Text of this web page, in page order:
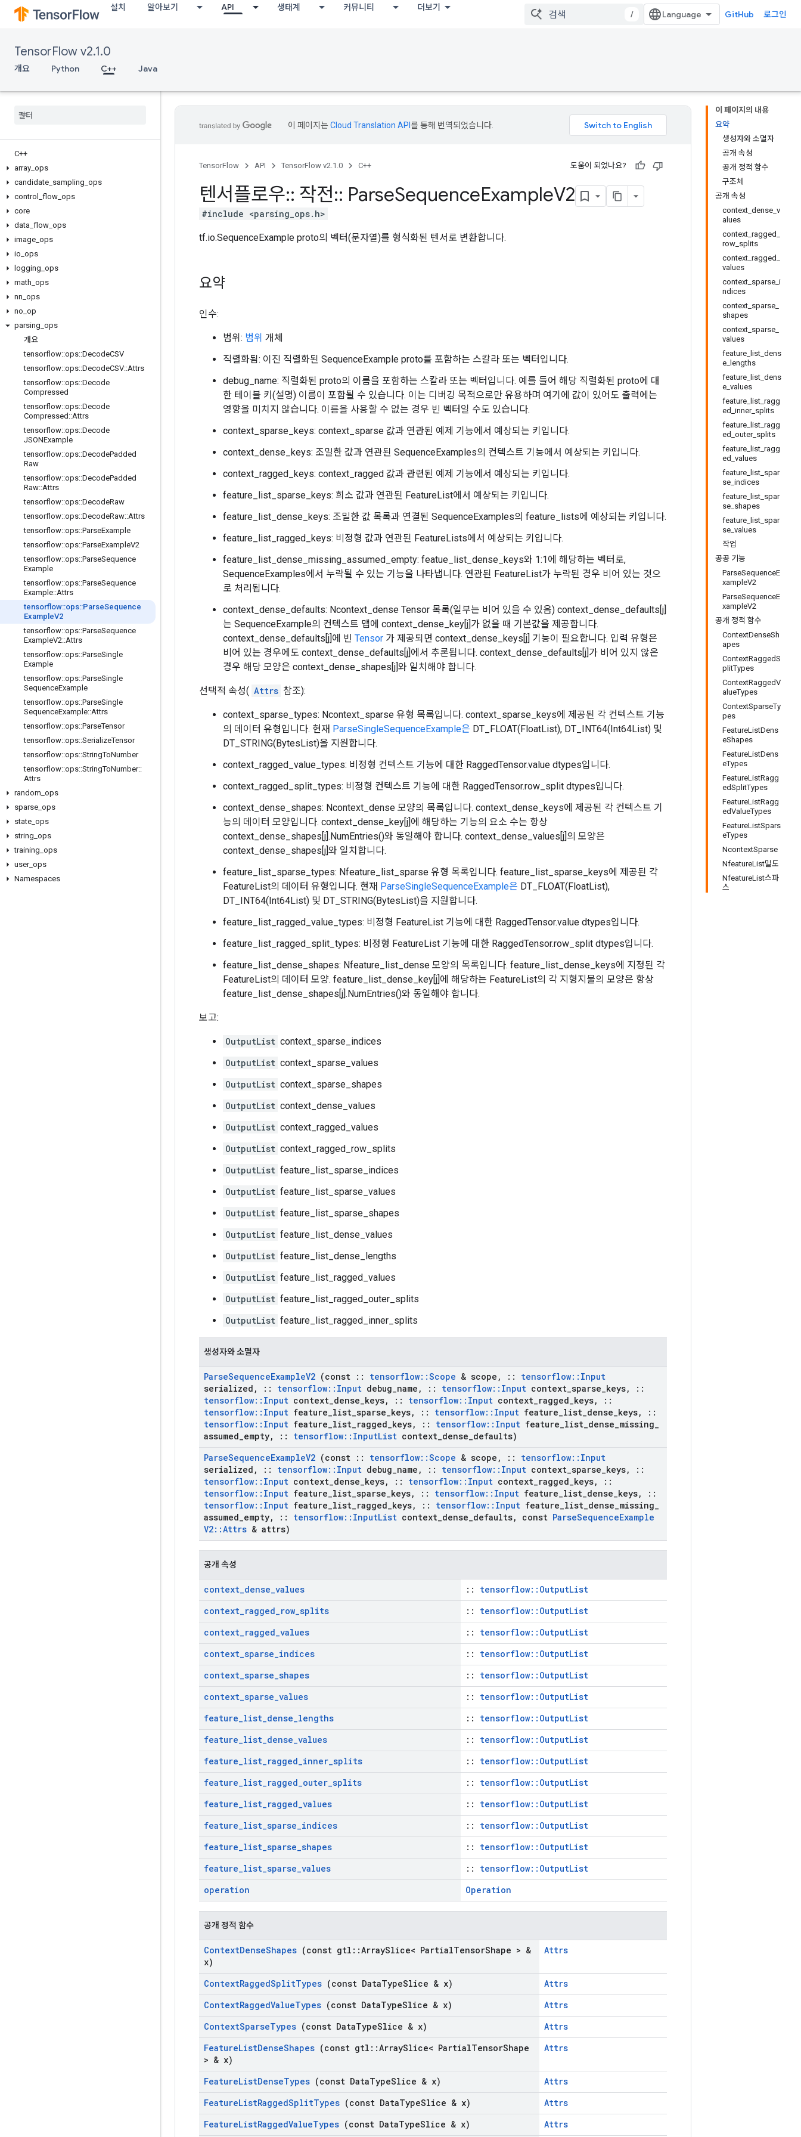
설치 알아보기 API 생태계 커뮤니티 더보기
/ GitHub 로그인
TensorFlow v2.1.0
개요 Python C++ Java
C++
array ops
candidate sampling ops
control
flow ops
core
data flow ops
image ops
io ops
logging ops
math ops
nn ops
no op
parsing ops
개요
tensorflow::ops::DecodeCSV
tensorflow::ops::DecodeCSV::Attrs
tensorflow::ops::Decode
Compressed
tensorflow::ops::Decode
Compressed ::Attrs
tensorflow::ops::Decode
JSONExample
tensorflow::ops::DecodePadded
Raw
tensorflow::ops::DecodePadded
Raw::Attrs
tensorflow::ops::DecodeRaw
tensorflow::ops::DecodeRaw::Attrs
tensorflow::ops::ParseExample
tensorflow::ops::ParseExampleV2
tensorflow::ops::ParseSequence
Example
tensorflow::ops::ParseSequence
Example::Attrs
tensorflow::ops::ParseSequence
ExampleV2
tensorflow::ops::ParseSequence
ExampleV2::Attrs
tensorflow::ops::ParseSingle
Example
tensorflow::ops::ParseSingle
SequenceExample
tensorflow::ops::ParseSingle
SequenceExample::Attrs
tensorflow::ops::ParseTensor
tensorflow::ops::SerializeTensor
tensorflow::ops::StringToNumber
tensorflow::ops::StringToNumber::
Attrs
random ops
sparse ops
state ops
string ops
training ops
user_ ops
Namespaces
이 페이지의 내용
요약
생성자와 소멸자
공개 속성
공개 정적 함수
구조체
공개 속성
context_dense_v
alues
context_ragged_
row_splits
context_ragged_
values
context_sparse_i
ndices
context_sparse_
shapes
context_sparse_
values
feature_list_dens
e_lengths
feature_list_dens
e_values
feature_list_ragg
ed_inner_splits
feature_list_ragg
ed_outer_splits
feature_list_ragg
ed_values
feature_list_spar
se_indices
feature_list_spar
se_shapes
feature_list_spar
se_values
작업
공공 기능
ParseSequenceE
xampleV2
ParseSequenceE
xampleV2
공개 정적 함수
ContextDenseSh
apes
ContextRaggedS
plitTypes
ContextRaggedV
alueTypes
ContextSparseTy
pes
FeatureListDens
eShapes
FeatureListDens
eTypes
FeatureListRagg
edSplitTypes
FeatureListRagg
edValueTypes
FeatureListSpars
eTypes
NcontextSparse
NfeatureList밀도
NfeatureList스파
스
이 페이지는Cloud Translation API 를 통해 번역되었습니다.
TensorFlow API TensorFlow v2.1.0 C++ 도움이 되었나요?
텐서플로우:: 작전:: ParseSequenceExampleV2
#include <parsing_ops.h>
tf.io.SequenceExample proto의 벡터(문자열)를 형식화된 텐서로 변환합니다.
요약
인수:
범위: 범위 개체
직렬화됨: 이진 직렬화된 SequenceExample proto를 포함하는 스칼라 또는 벡터입니다.
debug_name: 직렬화된 proto의 이름을 포함하는 스칼라 또는 벡터입니다. 예를 들어 해당 직렬화된 proto에 대
한 테이블 키(설명) 이름이 포함될 수 있습니다. 이는 디버깅 목적으로만 유용하며 여기에 값이 있어도 출력에는
영향을 미치지 않습니다. 이름을 사용할 수 없는 경우 빈 벡터일 수도 있습니다.
context_sparse_keys: context_sparse 값과 연관된 예제 기능에서 예상되는 키입니다.
context_dense_keys: 조밀한 값과 연관된 SequenceExamples의 컨텍스트 기능에서 예상되는 키입니다.
context_ragged_keys: context_ragged 값과 관련된 예제 기능에서 예상되는 키입니다.
feature_list_sparse_keys: 희소 값과 연관된 FeatureList에서 예상되는 키입니다.
feature_list_dense_keys: 조밀한 값 목록과 연결된 SequenceExamples의 feature_lists에 예상되는 키입니다.
feature_list_ragged_keys: 비정형 값과 연관된 FeatureLists에서 예상되는 키입니다.
feature_list_dense_missing_assumed_empty: featue_list_dense_keys와 1:1에 해당하는 벡터로,
SequenceExamples에서 누락될 수 있는 기능을 나타냅니다. 연관된 FeatureList가 누락된 경우 비어 있는 것으
로 처리됩니다.
context_dense_defaults: Ncontext_dense Tensor 목록(일부는 비어 있을 수 있음) context_dense_defaults[j]
는 SequenceExample의 컨텍스트 맵에 context_dense_key[j]가 없을 때 기본값을 제공합니다.
context_dense_defaults[j]에 빈 Tensor 가 제공되면 context_dense_keys[j] 기능이 필요합니다. 입력 유형은
비어 있는 경우에도 context_dense_defaults[j]에서 추론됩니다. context_dense_defaults[j]가 비어 있지 않은
경우 해당 모양은 context_dense_shapes[j]와 일치해야 합니다.
선택적 속성( Attrs 참조):
context_sparse_types: Ncontext_sparse 유형 목록입니다. context_sparse_keys에 제공된 각 컨텍스트 기능
의 데이터 유형입니다. 현재 ParseSingleSequenceExample은 DT_FLOAT(FloatList), DT_INT64(Int64List) 및
DT_STRING(BytesList)을 지원합니다.
context_ragged_value_types: 비정형 컨텍스트 기능에 대한 RaggedTensor.value dtypes입니다.
context_ragged_split_types: 비정형 컨텍스트 기능에 대한 RaggedTensor.row_split dtypes입니다.
context_dense_shapes: Ncontext_dense 모양의 목록입니다. context_dense_keys에 제공된 각 컨텍스트 기
능의 데이터 모양입니다. context_dense_key[j]에 해당하는 기능의 요소 수는 항상
context_dense_shapes[j].NumEntries()와 동일해야 합니다. context_dense_values[j]의 모양은
context_dense_shapes[j]와 일치합니다.
feature_list_sparse_types: Nfeature_list_sparse 유형 목록입니다. feature_list_sparse_keys에 제공된 각
FeatureList의 데이터 유형입니다. 현재 ParseSingleSequenceExample은 DT_FLOAT(FloatList),
DT_INT64(Int64List) 및 DT_STRING(BytesList)을 지원합니다.
feature_list_ragged_value_types: 비정형 FeatureList 기능에 대한 RaggedTensor.value dtypes입니다.
feature_list_ragged_split_types: 비정형 FeatureList 기능에 대한 RaggedTensor.row_split dtypes입니다.
feature_list_dense_shapes: Nfeature_list_dense 모양의 목록입니다. feature_list_dense_keys에 지정된 각
FeatureList의 데이터 모양. feature_list_dense_key[j]에 해당하는 FeatureList의 각 지형지물의 모양은 항상
feature_list_dense_shapes[j].NumEntries()와 동일해야 합니다.
보고:
OutputList context_sparse_indices
OutputList context_sparse_values
OutputList context_sparse_shapes
OutputList context_dense_values
OutputList context_ragged_values
OutputList context_ragged_row_splits
OutputList feature_list_sparse_indices
OutputList feature_list_sparse_values
OutputList feature_list_sparse_shapes
OutputList feature_list_dense_values
OutputList feature_list_dense_lengths
OutputList feature_list_ragged_values
OutputList feature_list_ragged_outer_splits
OutputList feature_list_ragged_inner_splits
생성자와 소멸자
ParseSequenceExampleV2 (const :: tensorflow::Scope & scope , :: tensorflow:: Input
serialized , :: tensorflow:: Input debug name , :: tensorflow:: Input context sparse keys,
::
tensorflow:: Input context dense keys, :: tensorflow:: Input context ragged keys,
::
tensorflow:: Input feature list sparse keys, :: tensorflow:: Input feature list dense keys,
::
tensorflow:: Input feature list ragged keys, :: tensorflow:: Input feature list dense missing
assumed empty, :: tensorflow:: InputList context dense defaults)
ParseSequenceExampleV2 (const :: tensorflow::Scope & scope , :: tensorflow:: Input
serialized , :: tensorflow:: Input debug name , :: tensorflow:: Input context sparse keys,
::
tensorflow:: Input context dense keys, :: tensorflow:: Input context ragged keys,
::
tensorflow:: Input feature list sparse keys, :: tensorflow:: Input feature list dense keys,
::
tensorflow:: Input feature list ragged keys, :: tensorflow:: Input feature list dense missing
assumed empty, :: tensorflow:: InputList context dense defaults, const ParseSequenceExample
V2::Attrs & attrs)
공개 속성
context_dense_values :: tensorflow::OutputList
context_ragged_row_splits :: tensorflow::OutputList
context_ragged_values :: tensorflow::OutputList
context_sparse_indices :: tensorflow::OutputList
context_sparse_shapes :: tensorflow::OutputList
context_sparse_values :: tensorflow::OutputList
feature_list_dense_lengths :: tensorflow::OutputList
feature_list_dense_values :: tensorflow::OutputList
feature_list_ragged_inner_splits :: tensorflow::OutputList
feature_list_ragged_outer_splits :: tensorflow::OutputList
feature_list_ragged_values :: tensorflow::OutputList
feature_list_sparse_indices :: tensorflow::OutputList
feature_list_sparse_shapes :: tensorflow::OutputList
feature_list_sparse_values :: tensorflow::OutputList
operation
Operation
공개 정적 함수
ContextDenseShapes (const gtl ::ArraySlice< PartialTensorShape > &
x)
Attrs
ContextRaggedSplitTypes (const DataTypeSlice & x)
Attrs
ContextRaggedValueTypes (const DataTypeSlice & x)
Attrs
ContextSparseTypes (const DataTypeSlice & x)
Attrs
FeatureListDenseShapes (const gtl ::ArraySlice< PartialTensorShape
> & x)
Attrs
FeatureListDenseTypes (const DataTypeSlice & x)
Attrs
FeatureListRaggedSplitTypes (const DataTypeSlice & x)
Attrs
FeatureListRaggedValueTypes (const DataTypeSlice & x) Attrs